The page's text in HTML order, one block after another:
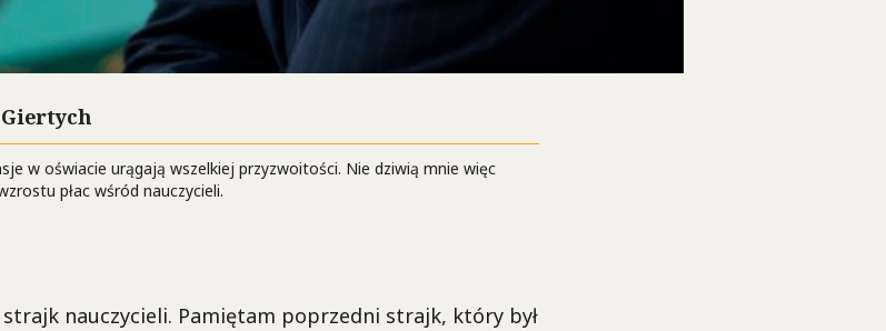
w oświacie urągają wszelkiej przyzwoitości. Nie dziwią mnie więc
płac wśród nauczycieli.
nauczycieli. Pamiętam poprzedni strajk, który był